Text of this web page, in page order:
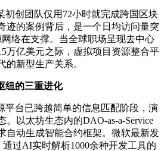
初创团队仅用72小时就完成跨国区块
迹的案例背后，是一个日均访问量突
络在支撑。当全球职场呈现去中心
万亿美元之际，虚拟项目资源整合平
的新型生产关系。
纽的三重进化
平台已跨越简单的信息匹配阶段，演
以太坊生态内的DAO-as-a-Service
自动生成智能合约框架。微软最新发
通过AI实时解析1000余种开发工具的